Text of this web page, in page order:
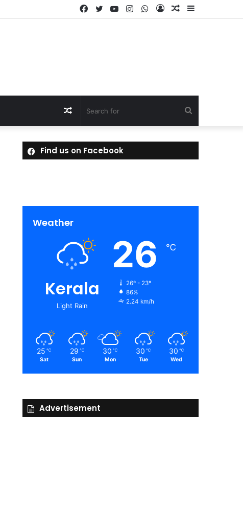
Sidebar
Random
Log
WhatsApp
Instagram
YouTube
Twitter
Facebook
for
Random
Article
Find us on Facebook
Weather
Kerala
Light Rain
26 ℃
26º - 23º
86%
2.24 km/h
25 ℃
Sat
29 ℃
Sun
30 ℃
Mon
30 ℃
Tue
30 ℃
Wed
Advertisement